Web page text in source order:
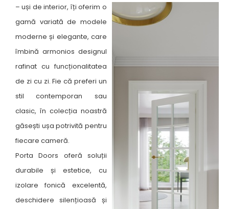
– uși de interior, îți oferim o
gamă variată de modele
moderne și elegante, care
îmbină armonios designul
rafinat cu funcționalitatea
de zi cu zi. Fie că preferi un
stil contemporan sau
clasic, în colecția noastră
găsești ușa potrivită pentru
fiecare cameră. ​
Porta Doors oferă soluții
durabile și estetice, cu
izolare fonică excelentă,
deschidere silențioasă și